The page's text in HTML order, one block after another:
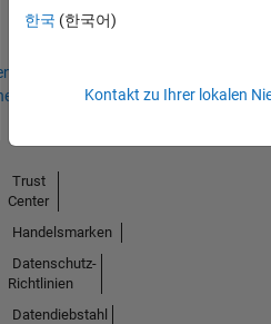
한국 (한국어)
Kontakt zu Ihrer lokalen
Trust
Center
Handelsmarken
Datenschutz-
Richtlinien
Datendiebstahl